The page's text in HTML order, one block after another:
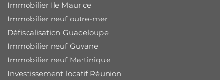
Immobilier Ile Maurice
Immobilier neuf outre-mer
Défiscalisation Guadeloupe
Immobilier neuf Guyane
Immobilier neuf Martinique
Investissement locatif Réunion